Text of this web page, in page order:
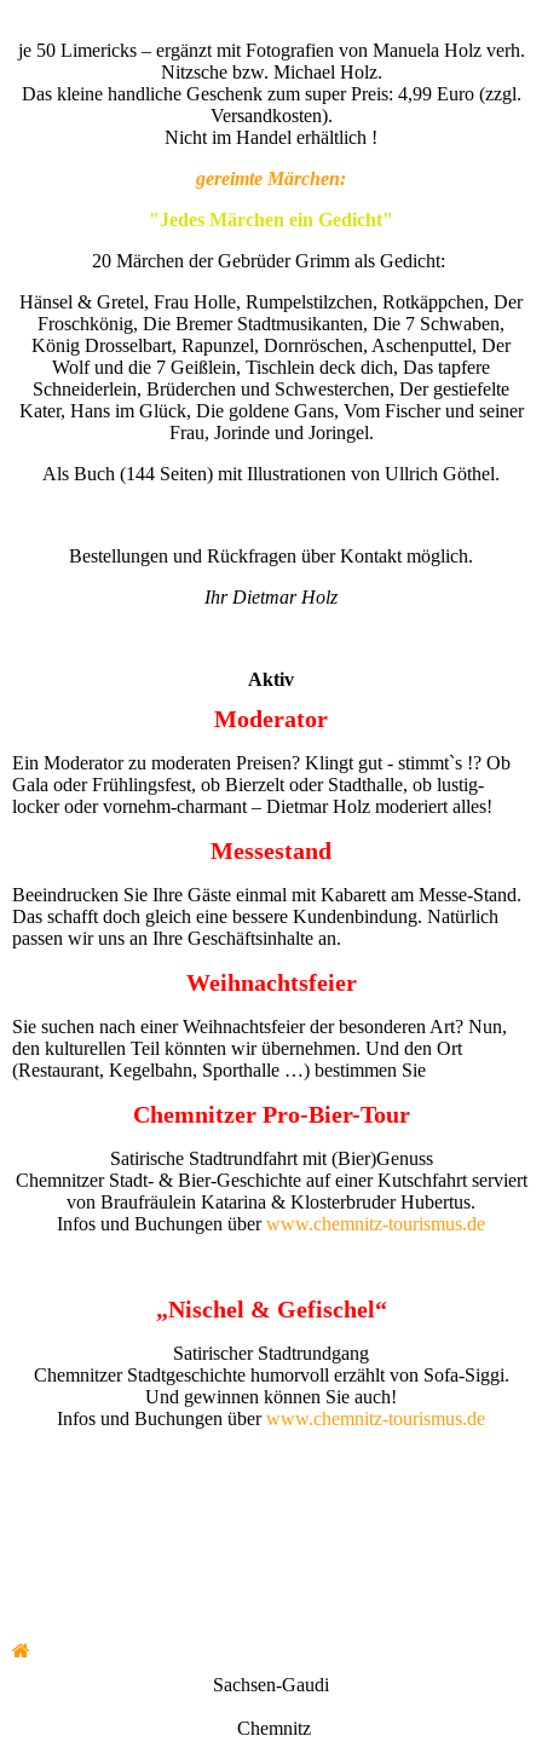
je 50 Limericks – ergänzt mit Fotografien von Manuela Holz verh.
Nitzsche bzw. Michael Holz.
Das kleine handliche Geschenk zum super Preis: 4,99 Euro (zzgl.
Versandkosten).
Nicht im Handel erhältlich !
gereimte Märchen:
"Jedes Märchen ein Gedicht"
20 Märchen der Gebrüder Grimm als Gedicht:
Hänsel & Gretel, Frau Holle, Rumpelstilzchen, Rotkäppchen, Der
Froschkönig, Die Bremer Stadtmusikanten, Die 7 Schwaben,
König Drosselbart, Rapunzel, Dornröschen, Aschenputtel, Der
Wolf und die 7 Geißlein, Tischlein deck dich, Das tapfere
Schneiderlein, Brüderchen und Schwesterchen, Der gestiefelte
Kater, Hans im Glück, Die goldene Gans, Vom Fischer und seiner
Frau, Jorinde und Joringel.
Als Buch (144 Seiten) mit Illustrationen von Ullrich Göthel.
Bestellungen und Rückfragen über Kontakt möglich.
Ihr Dietmar Holz
Aktiv
Moderator
Ein Moderator zu moderaten Preisen? Klingt gut - stimmt`s !? Ob
Gala oder Frühlingsfest, ob Bierzelt oder Stadthalle, ob lustig-
locker oder vornehm-charmant – Dietmar Holz moderiert alles!
Messestand
Beeindrucken Sie Ihre Gäste einmal mit Kabarett am Messe-Stand.
Das schafft doch gleich eine bessere Kundenbindung. Natürlich
passen wir uns an Ihre Geschäftsinhalte an.
Weihnachtsfeier
Sie suchen nach einer Weihnachtsfeier der besonderen Art? Nun,
den kulturellen Teil könnten wir übernehmen. Und den Ort
(Restaurant, Kegelbahn, Sporthalle …) bestimmen Sie
Chemnitzer Pro-Bier-Tour
Satirische Stadtrundfahrt mit (Bier)Genuss
Chemnitzer Stadt- & Bier-Geschichte auf einer Kutschfahrt serviert
von Braufräulein Katarina & Klosterbruder Hubertus.
Infos und Buchungen überwww.chemnitz-tourismus.de
„Nischel & Gefischel“
Satirischer Stadtrundgang
Chemnitzer Stadtgeschichte humorvoll erzählt von Sofa-Siggi.
Und gewinnen können Sie auch!
Infos und Buchungen überwww.chemnitz-tourismus.de
Sachsen-Gaudi
Chemnitz